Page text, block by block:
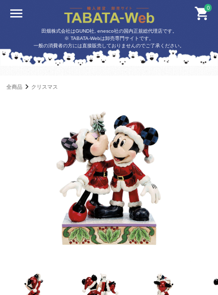
0
田畑株式会社はGUND社, enesco社の国内正規総代理店です。
※ TABATA-Webは卸売専門サイトです。
一般の消費者の方には直接販売しておりませんのでご了承ください。
全商品 クリスマス